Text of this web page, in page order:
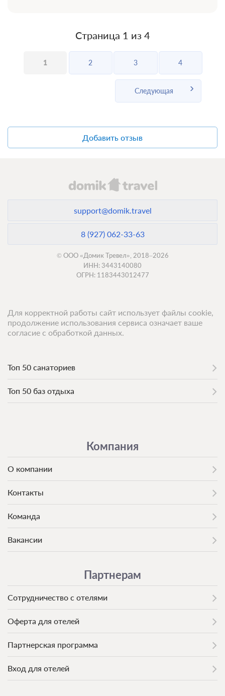
Страница 1 из 4
1 2 3 4
Следующая
Добавить отзыв
support@domik.travel
8 (927) 062-33-63
© ООО «Домик Тревел», 2018–2026
ИНН: 3443140080
ОГРН: 1183443012477
Топ 50 санаториев
Топ 50 баз отдыха
Компания
О компании
Контакты
Команда
Вакансии
Партнерам
Сотрудничество с отелями
Оферта для отелей
Партнерская программа
Вход для отелей
Для корректной работы сайт использует файлы cookie,
продолжение использования сервиса означает ваше
согласие с обработкой данных.